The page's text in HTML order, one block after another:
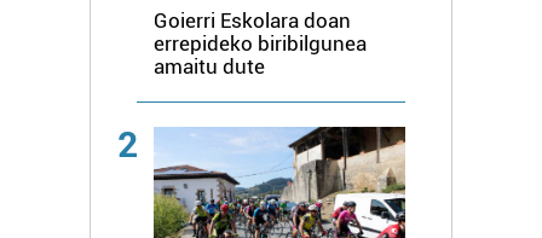
Goierri Eskolara doan
errepideko biribilgunea
amaitu dute
2